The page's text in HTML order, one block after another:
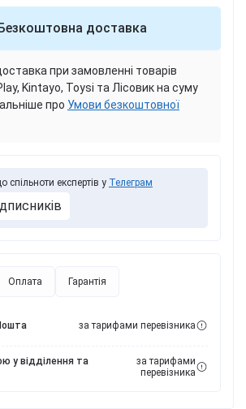
Оплата Гарантія
за тарифами перевізника
у відділення та
за тарифами
перевізника
Безкоштовна доставка
при замовленні товарів
Kintayo, Toysi та Лісовик на суму
про Умови безкоштовної
експертів у Телеграм